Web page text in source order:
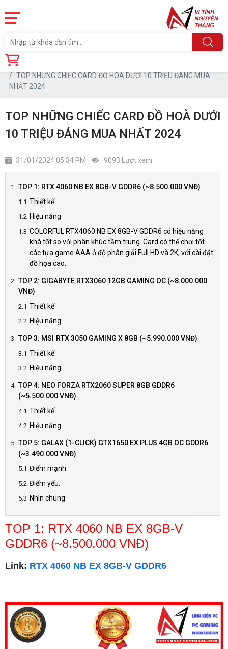
Trang chủ
TOP NHỮNG CHIẾC CARD ĐỒ HOÀ DƯỚI 10 TRIỆU ĐÁNG MUA
NHẤT 2024
TOP NHỮNG CHIẾC CARD ĐỒ HOÀ DƯỚI
10 TRIỆU ĐÁNG MUA NHẤT 2024
31/01/2024 05:34 PM 9093 Lượt xem
TOP 1: RTX 4060 NB EX 8GB-V GDDR6 (~8.500.000 VNĐ)
Thiết kế
Hiệu năng
COLORFUL RTX4060 NB EX 8GB-V GDDR6 có hiệu năng
khá tốt so với phân khúc tầm trung. Card có thể chơi tốt
các tựa game AAA ở độ phân giải Full HD và 2K, với cài đặt
đồ họa cao.
TOP 2: GIGABYTE RTX3060 12GB GAMING OC (~8.000.000
VNĐ)
Thiết kế
Hiệu năng
TOP 3: MSI RTX 3050 GAMING X 8GB (~5.990.000 VNĐ)
Thiết kế
Hiệu năng
TOP 4: NEO FORZA RTX2060 SUPER 8GB GDDR6
(~5.500.000 VNĐ)
Thiết kế
Hiệu năng
TOP 5: GALAX (1-CLICK) GTX1650 EX PLUS 4GB OC GDDR6
(~3.490.000 VNĐ)
Điểm mạnh:
Điểm yếu:
Nhìn chung:
TOP 1: RTX 4060 NB EX 8GB-V
GDDR6 (~8.500.000 VNĐ)
Link: RTX 4060 NB EX 8GB-V GDDR6